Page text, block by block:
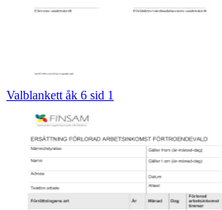
Valblankett åk 6 sid 1